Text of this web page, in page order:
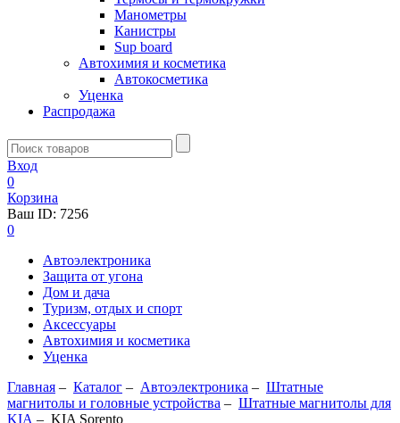
Манометры
Канистры
Sup board
Автохимия и косметика
Автокосметика
Уценка
Распродажа
Вход
0
Корзина
Ваш ID: 7256
0
Автоэлектроника
Защита от угона
Дом и дача
Туризм, отдых и спорт
Аксессуары
Автохимия и косметика
Уценка
Главная – Каталог – Автоэлектроника – Штатные
магнитолы и головные устройства – Штатные магнитолы для
KIA – KIA Sorento